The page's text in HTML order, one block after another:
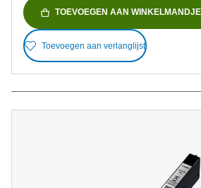
TOEVOEGEN AAN WINKELMANDJE
Toevoegen aan verlanglijst